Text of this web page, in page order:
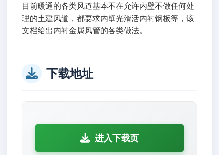
目前暖通的各类风道基本不在允许内壁不做任何处
理的土建风道，都要求内壁光滑活内衬钢板等，该
文档给出内衬金属风管的各类做法。
下载地址
进入下载页